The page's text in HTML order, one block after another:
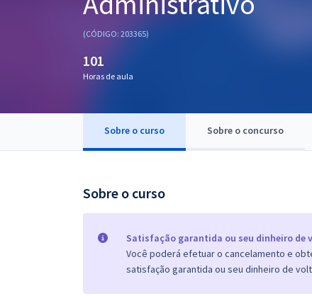
Questões grátis
(CÓDIGO: 203365)
101
Horas de aula
Sobre o curso Sobre o concurso
Sobre o curso
Satisfação garantida ou seu dinheiro de
Você poderá efetuar o cancelamento e
satisfação garantida ou seu dinheiro de